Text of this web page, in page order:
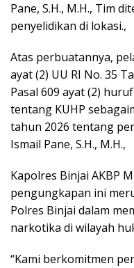
Pane, S.H., M.H., Tim
penyelidikan di lokasi.,
Atas perbuatannya,
ayat (2) UU RI No. 35
Pasal 609 ayat (2)
tentang KUHP
tahun 2026 tentang
Ismail Pane, S.H., M.H.,
Kapolres Binjai AKBP
pengungkapan ini
Polres Binjai dalam
narkotika di wilayah
“Kami berkomitmen